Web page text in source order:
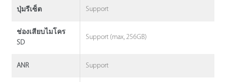
ปุ่มรีเซ็ต Support
ช่องเสียบไมโคร
SD
Support (max, 256GB)
ANR Support